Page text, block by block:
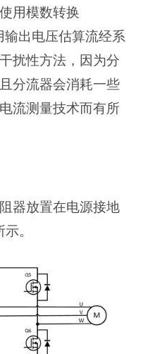
用模数转换
出电压估算流经系
扰性方法，因为分
分流器会消耗一些
流测量技术而有所
器放置在电源接地
。